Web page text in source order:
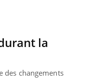
la
des changements